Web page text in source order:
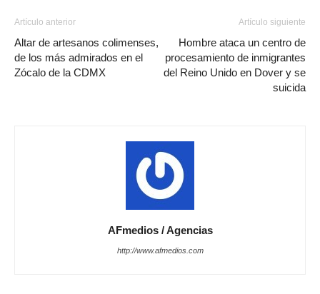
Artículo anterior
Altar de artesanos colimenses,
de los más admirados en el
Zócalo de la CDMX
Artículo siguiente
Hombre ataca un centro de
procesamiento de inmigrantes
del Reino Unido en Dover y se
suicida
AFmedios / Agencias
http://www.afmedios.com